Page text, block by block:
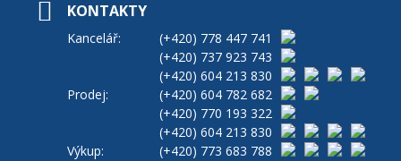
KONTAKTY
Kancelář: (+420) 778 447 741
(+420) 737 923 743
(+420) 604 213 830
Prodej:
(+420) 604 782 682
(+420) 770 193 322
(+420) 604 213 830
Výkup:
(+420) 773 683 788